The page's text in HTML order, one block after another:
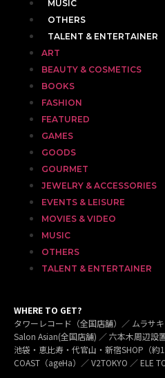
MUSIC
OTHERS
TALENT & ENTERTAINER
ART
BEAUTY & COSMETICS
BOOKS
FASHION
FEATURED
GAMES
GOODS
GOURMET
JEWELRY & ACCESSORIES
EVENTS & LEISURE
MOVIES & VIDEO
MUSIC
OTHERS
TALENT & ENTERTAINER
WHERE TO GET?
タワーレコード（全国店舗）／ ムラサ
Salon Asian(全国店舗) ／ 六本木周辺設
池袋・恵比寿・代官山・新宿SHOP（約
COAST（ageHa）／ V2TOKYO ／ ELE